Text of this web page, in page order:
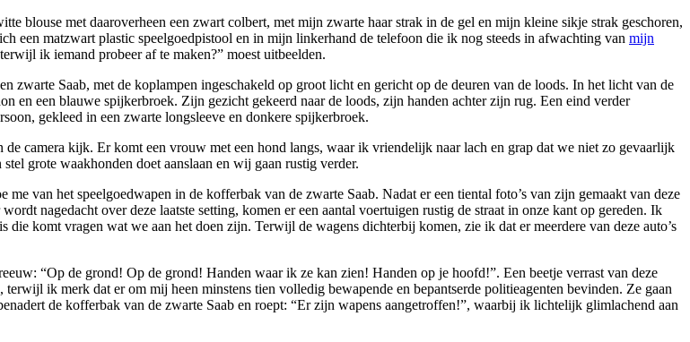
blouse met daaroverheen een zwart colbert, met mijn zwarte haar strak in de gel en mijn kleine sikje strak geschoren,
een matzwart plastic speelgoedpistool en in mijn linkerhand de telefoon die ik nog steeds in afwachting van mijn
ik iemand probeer af te maken?” moest uitbeelden.
zwarte Saab, met de koplampen ingeschakeld op groot licht en gericht op de deuren van de loods. In het licht van de
en een blauwe spijkerbroek. Zijn gezicht gekeerd naar de loods, zijn handen achter zijn rug. Een eind verder
gekleed in een zwarte longsleeve en donkere spijkerbroek.
camera kijk. Er komt een vrouw met een hond langs, waar ik vriendelijk naar lach en grap dat we niet zo gevaarlijk
grote waakhonden doet aanslaan en wij gaan rustig verder.
van het speelgoedwapen in de kofferbak van de zwarte Saab. Nadat er een tiental foto’s van zijn gemaakt van deze
nagedacht over deze laatste setting, komen er een aantal voertuigen rustig de straat in onze kant op gereden. Ik
komt vragen wat we aan het doen zijn. Terwijl de wagens dichterbij komen, zie ik dat er meerdere van deze auto’s
“Op de grond! Op de grond! Handen waar ik ze kan zien! Handen op je hoofd!”. Een beetje verrast van deze
ik merk dat er om mij heen minstens tien volledig bewapende en bepantserde politieagenten bevinden. Ze gaan
de kofferbak van de zwarte Saab en roept: “Er zijn wapens aangetroffen!”, waarbij ik lichtelijk glimlachend aan